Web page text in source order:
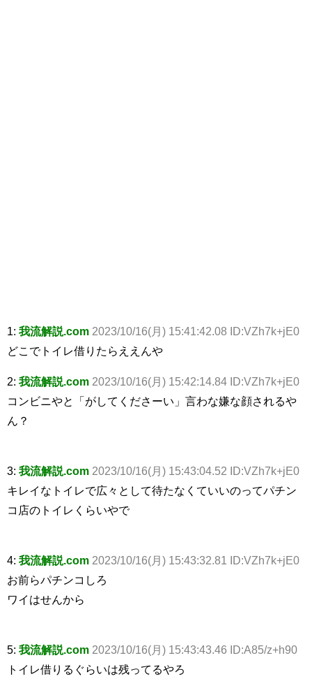
1: 我流解説.com 2023/10/16(月) 15:41:42.08 ID:VZh7k+jE0
どこでトイレ借りたらええんや
2: 我流解説.com 2023/10/16(月) 15:42:14.84 ID:VZh7k+jE0
コンビニやと「がしてくださーい」言わな嫌な顔されるや
ん？
3: 我流解説.com 2023/10/16(月) 15:43:04.52 ID:VZh7k+jE0
キレイなトイレで広々として待たなくていいのってパチン
コ店のトイレくらいやで
4: 我流解説.com 2023/10/16(月) 15:43:32.81 ID:VZh7k+jE0
お前らパチンコしろ
ワイはせんから
5: 我流解説.com 2023/10/16(月) 15:43:43.46 ID:A85/z+h90
トイレ借りるぐらいは残ってるやろ